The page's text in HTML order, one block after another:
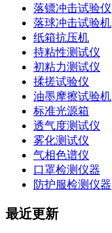
落镖冲击试验仪
落球冲击试验机
纸箱抗压机
持粘性测试仪
初粘力测试仪
揉搓试验仪
油墨摩擦试验机
标准光源箱
透气度测试仪
雾化测试仪
气相色谱仪
口罩检测仪器
防护服检测仪器
最近更新